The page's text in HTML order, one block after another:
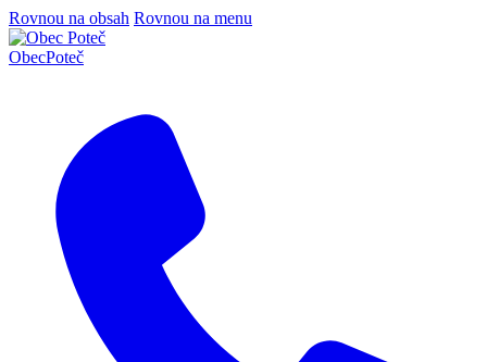
Rovnou na obsah Rovnou na menu
ObecPoteč